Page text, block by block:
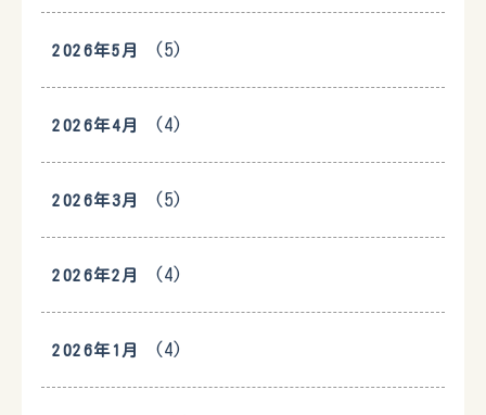
2026年5月 (5)
2026年4月 (4)
2026年3月 (5)
2026年2月 (4)
2026年1月 (4)